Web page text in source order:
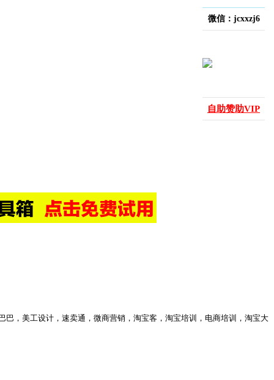
巴，美工设计，速卖通，微商营销，淘宝客，淘宝培训，电商培训，淘宝大
微信：jcxxzj6
自助赞助VIP